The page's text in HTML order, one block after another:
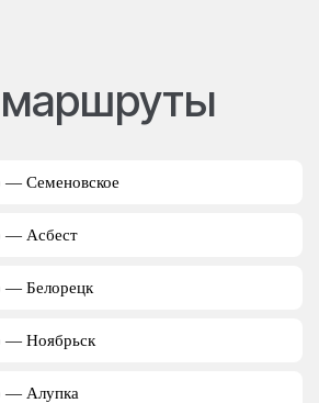
— Семеновское
— Асбест
— Белорецк
— Ноябрьск
— Алупка